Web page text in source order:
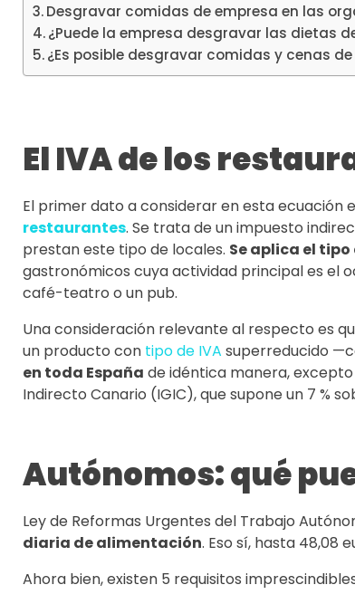
Desgravar comidas de empresa en las
¿Puede la empresa desgravar las dietas
¿Es posible desgravar comidas y cenas
El IVA de los
El primer dato a considerar en esta
restaurantes. Se trata de un impuesto
prestan este tipo de locales. Se aplica el tipo
gastronómicos cuya actividad principal es el
café-teatro o un pub.
Una consideración relevante al respecto es
un producto con tipo de IVA superreducido
en toda España de idéntica manera, excepto
Indirecto Canario (IGIC), que supone un 7 %
Autónomos: qué
Ley de Reformas Urgentes del Trabajo
diaria de alimentación. Eso sí, hasta 48,08
Ahora bien, existen 5 requisitos